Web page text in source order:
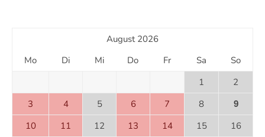
August 2026
Mo
Di Mi Do Fr Sa
So
1
2
3
4 5 6 7 8 9
10 11 12 13 14 15
16